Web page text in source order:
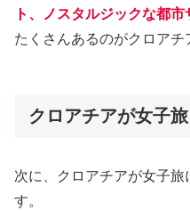
ト、ノスタルジックな都
たくさんあるのがクロアチ
クロアチアが女子
次に、クロアチアが女子旅
す。